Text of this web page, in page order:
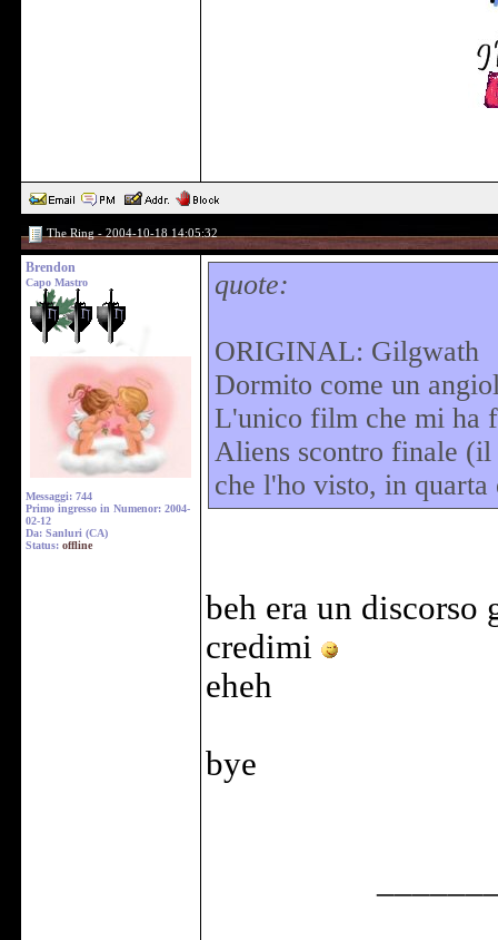
The Ring - 2004-10-18 14:05:32
Brendon
Capo Mastro
Messaggi: 744
Primo ingresso in Numenor: 2004-
02-12
Da: Sanluri (CA)
Status: offline
quote:
ORIGINAL: Gilgwath
Dormito come un
L'unico film che mi ha
Aliens scontro finale (il
che l'ho visto, in quarta
beh era un discorso
credimi
eheh
bye